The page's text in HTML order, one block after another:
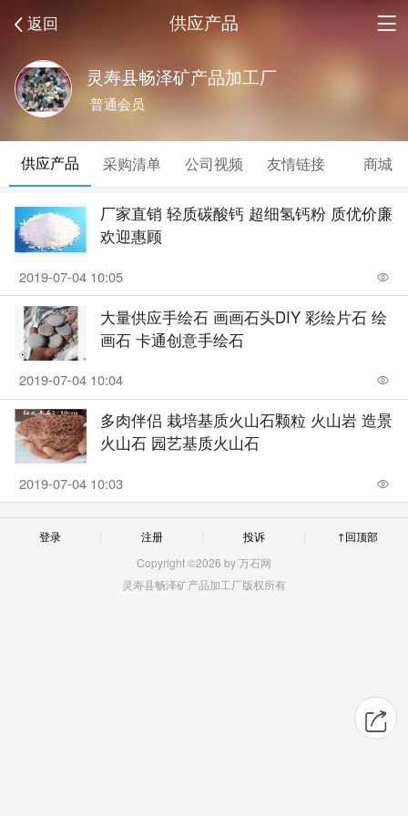
返回 供应产品
灵寿县畅泽矿产品加工厂
普通会员
供应产品 采购清单 公司视频 友情链接 商城
厂家直销 轻质碳酸钙 超细氢钙粉 质优价廉
欢迎惠顾
2019-07-04 10:05
大量供应手绘石 画画石头DIY 彩绘片石 绘
画石 卡通创意手绘石
2019-07-04 10:04
多肉伴侣 栽培基质火山石颗粒 火山岩 造景
火山石 园艺基质火山石
2019-07-04 10:03
登录 注册 投诉
↑回顶部
Copyright ©2026 by 万石网
灵寿县畅泽矿产品加工厂版权所有